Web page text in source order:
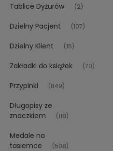
Tablice Dyżurów (2)
Dzielny Pacjent (107)
Dzielny Klient (15)
Zakładki do książek (70)
Przypinki (849)
Długopisy ze
znaczkiem
(118)
Medale na
tasiemce
(508)